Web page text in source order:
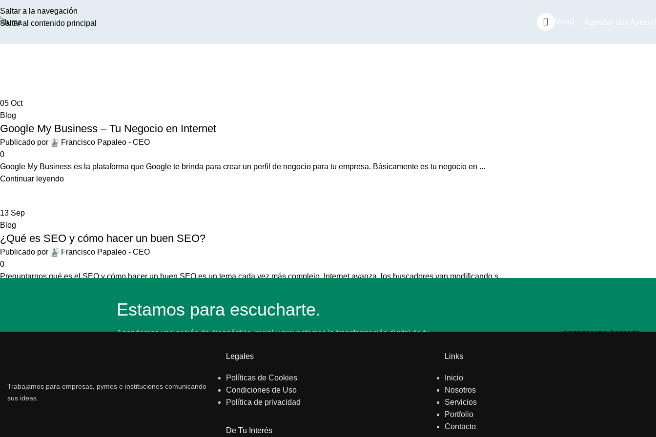
Saltar a la navegación
Saltar al contenido principal
Menú Agendar una
05 Oct
Blog
Google My Business – Tu Negocio en Internet
Publicado por
Francisco Papaleo - CEO
0
Google My Business es la plataforma que Google te brinda para crear un perfil de negocio para tu empresa. Básicamente es tu negocio en ...
Continuar leyendo
13 Sep
Blog
¿Qué es SEO y cómo hacer un buen SEO?
Publicado por
Francisco Papaleo - CEO
0
Preguntarnos qué es el SEO y cómo hacer un buen SEO es un tema cada vez más complejo. Internet avanza, los buscadores van modificando s...
Estamos para escucharte.
Agendemos una sesión de diagnóstico inicial y proyectemos la transformación digital de tu
Agendar una Asesoría
Trabajamos para empresas, pymes e instituciones comunicando
sus ideas.
Legales
Políticas de Cookies
Condiciones de Uso
Política de privacidad
De Tu Interés
Links
Inicio
Nosotros
Servicios
Portfolio
Contacto